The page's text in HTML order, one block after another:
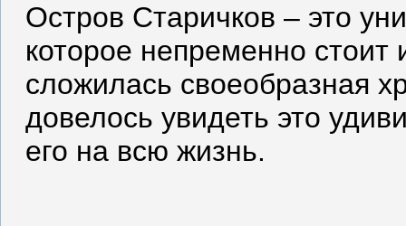
Остров Старичков – это
которое непременно стоит
сложилась своеобразная
довелось увидеть это
его на всю жизнь.